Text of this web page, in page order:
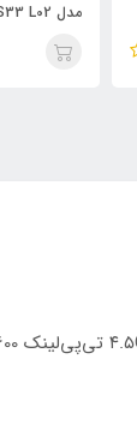
مدل HWS33 L02